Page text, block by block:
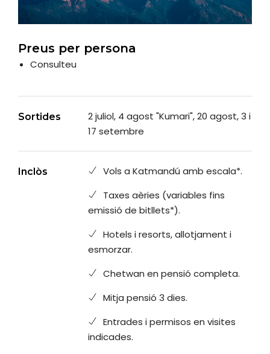
Preus per persona
Consulteu
Sortides
2 juliol, 4 agost "Kumari", 20 agost, 3 i
17 setembre
Inclòs
Vols a Katmandú amb escala*.
Taxes aèries (variables fins
emissió de bitllets*).
Hotels i resorts, allotjament i
esmorzar.
Chetwan en pensió completa.
Mitja pensió 3 dies.
Entrades i permisos en visites
indicades.